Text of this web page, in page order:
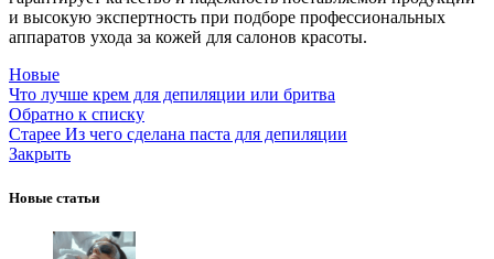
и высокую экспертность при подборе профессиональных
аппаратов ухода за кожей для салонов красоты.
Новые
Что лучше крем для депиляции или бритва
Обратно к списку
Старее Из чего сделана паста для депиляции
Закрыть
Новые статьи